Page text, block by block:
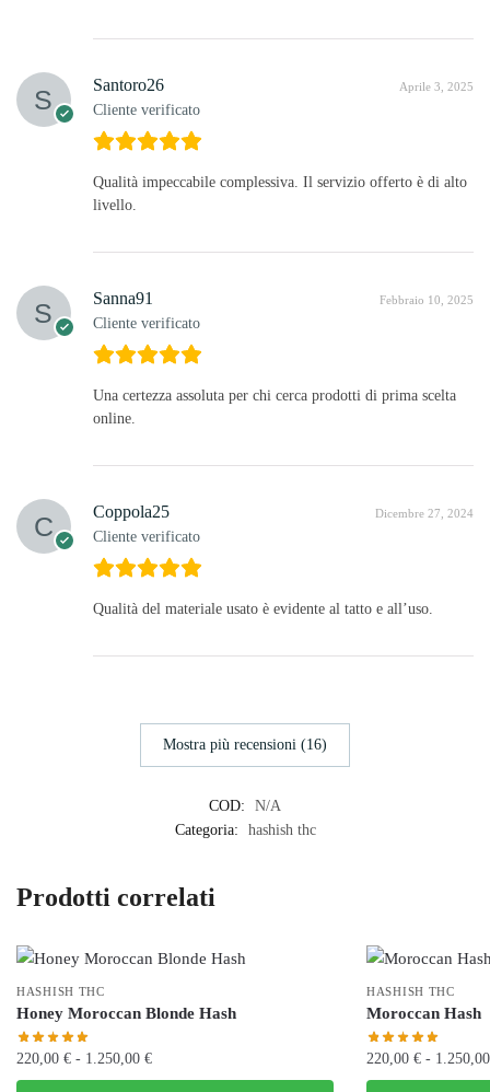
Santoro26
Cliente verificato
Aprile 3, 2025
Qualità impeccabile complessiva. Il servizio offerto è di alto
livello.
Sanna91
Cliente verificato
Febbraio 10, 2025
Una certezza assoluta per chi cerca prodotti di prima scelta
online.
Coppola25
Cliente verificato
Dicembre 27, 2024
Qualità del materiale usato è evidente al tatto e all’uso.
Mostra più recensioni (16)
COD:
N/A
Categoria:
hashish thc
Prodotti correlati
HASHISH THC
Honey Moroccan Blonde Hash
220,00 € - 1.250,00 €Fascia
di
HASHISH THC
Moroccan Hash
220,00 € -